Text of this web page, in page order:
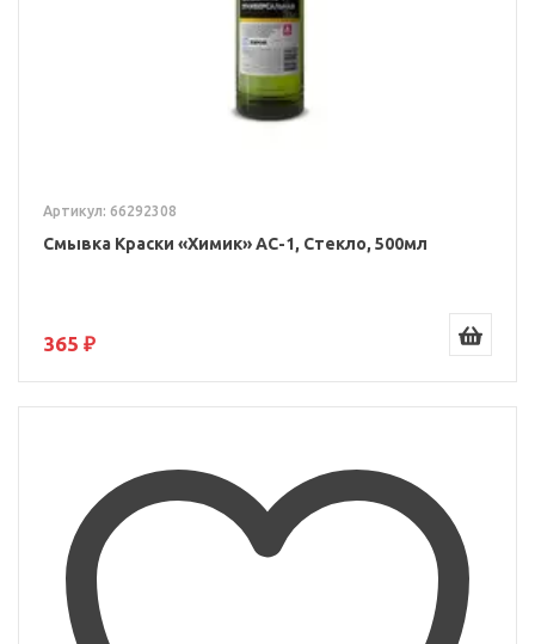
Артикул: 66292308
Смывка Краски «Химик» АС-1, Стекло, 500мл
365 ₽